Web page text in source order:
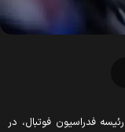
فدراسیون فوتبال، در